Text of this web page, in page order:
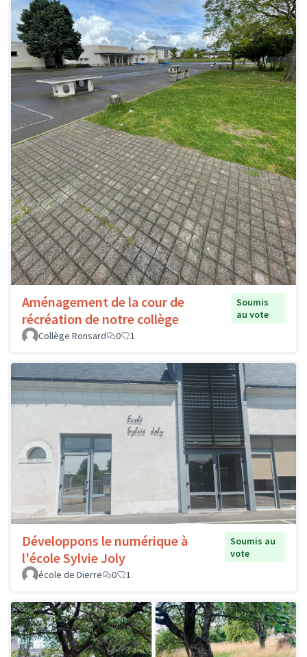
Aménagement de la cour de
récréation de notre collège
Soumis
au vote
Collège Ronsard
0 1
Développons le numérique à
l'école Sylvie Joly
Soumis au
vote
école de Dierre
0 1